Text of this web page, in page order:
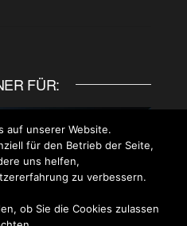
FÜR:
auf unserer Website.
für den Betrieb der Seite,
uns helfen,
zu verbessern.
ob Sie die Cookies zulassen